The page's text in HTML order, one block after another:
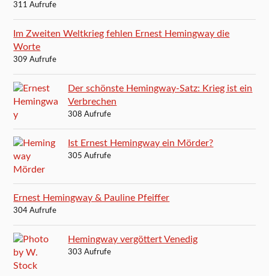
311 Aufrufe
Im Zweiten Weltkrieg fehlen Ernest Hemingway die
Worte
309 Aufrufe
Der schönste Hemingway-Satz: Krieg ist ein
Verbrechen
308 Aufrufe
Ist Ernest Hemingway ein Mörder?
305 Aufrufe
Ernest Hemingway & Pauline Pfeiffer
304 Aufrufe
Hemingway vergöttert Venedig
303 Aufrufe